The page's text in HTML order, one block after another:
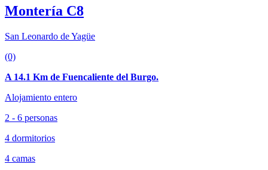
Montería C8
San Leonardo de Yagüe
(0)
A 14.1 Km de Fuencaliente del Burgo.
Alojamiento entero
2 - 6 personas
4 dormitorios
4 camas